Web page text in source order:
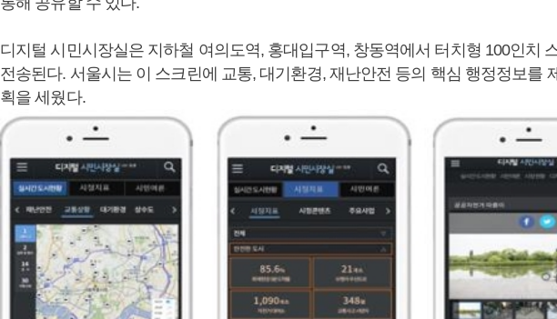
디지털 시민시장실은 지하철 여의도역, 홍대입구역, 창동역에서 터치형 100인치
전송된다. 서울시는 이 스크린에 교통, 대기환경, 재난안전 등의 핵심 행정정보를
획을 세웠다.